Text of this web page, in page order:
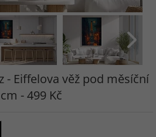
- Eiffelova věž pod měsíční
- 499 Kč